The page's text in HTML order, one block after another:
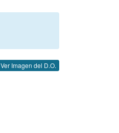
Ver Imagen del D.O.